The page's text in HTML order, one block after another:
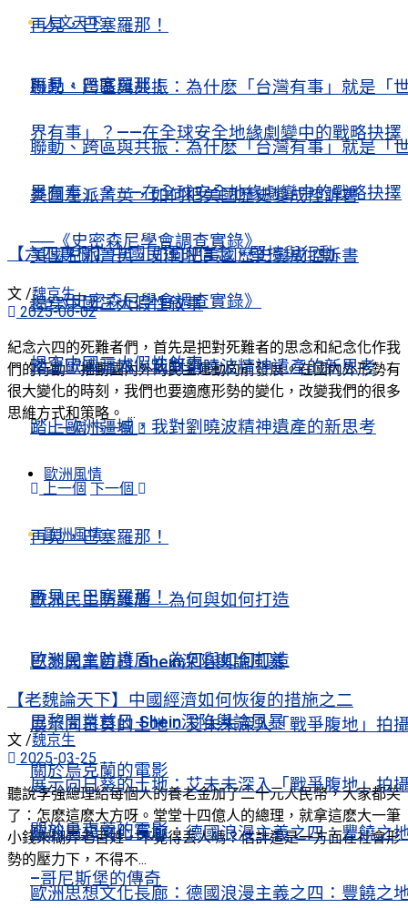
再見，巴塞羅那！
聯動、跨區與共振：為什麽「台灣有事」就是「
界有事」？——在全球安全地緣劇變中的戰略抉擇
美國左派菁英，如何把美國歷史變成控訴書
──《史密森尼學會調查實錄》
揭穿中國三大假性敘事
踏上歐洲疆域，我對劉曉波精神遺產的新思考
上一個 下一個
歐洲風情
再見，巴塞羅那！
歐洲民主防護盾 為何與如何打造
巴黎開業首日 Shein深陷輿論風暴
展示向日葵的土地：艾未未深入「戰爭腹地」拍
關於烏克蘭的電影
歐洲思想文化長廊：德國浪漫主義之四：豐饒之
–哥尼斯堡的傳奇
人文天下
再見，巴塞羅那！
聯動、跨區與共振：為什麽「台灣有事」就是「
界有事」？——在全球安全地緣劇變中的戰略抉擇
美國左派菁英，如何把美國歷史變成控訴書
──《史密森尼學會調查實錄》
揭穿中國三大假性敘事
踏上歐洲疆域，我對劉曉波精神遺產的新思考
上一個 下一個
歐洲風情
再見，巴塞羅那！
歐洲民主防護盾 為何與如何打造
巴黎開業首日 Shein深陷輿論風暴
展示向日葵的土地：艾未未深入「戰爭腹地」拍
關於烏克蘭的電影
歐洲思想文化長廊：德國浪漫主義之四：豐饒之
【六四專欄】中國民運的信念、堅持與行動
文 /魏京生
2025-06-02
紀念六四的死難者們，首先是把對死難者的思念和紀念化作我
們的行動，推動國內外的民主運動向前發展。在國內外形勢有
很大變化的時刻，我們也要適應形勢的變化，改變我們的很多
思維方式和策略。 ...
【老魏論天下】中國經濟如何恢復的措施之二
文 /魏京生
2025-03-25
聽說李強總理給每個人的養老金加了二十元人民幣，大家都笑
了：怎麽這麽大方呀。堂堂十四億人的總理，就拿這麽大一筆
小錢來糊弄老百姓，不覺得丟人嗎？估計這是一方面在社會形
勢的壓力下，不得不...